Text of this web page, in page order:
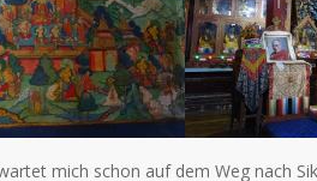
mich schon auf dem Weg nach